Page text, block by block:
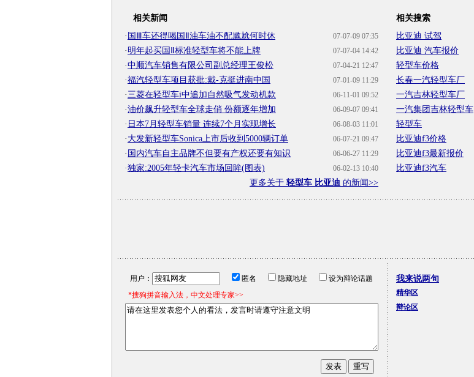
相关新闻
07-07-09 07:35
· 国Ⅲ车还得喝国Ⅱ油车油不配尴尬何时休
07-07-04 14:42
· 明年起买国Ⅱ标准轻型车将不能上牌
07-04-21 12:47
·中顺汽车销售有限公司副总经理王俊松
07-01-09 11:29
·福汽轻型车项目获批:戴-克挺进南中国
06-11-01 09:52
·三菱在轻型车i中追加自然吸气发动机款
06-09-07 09:41
·油价飙升轻型车全球走俏 份额逐年增加
06-08-03 11:01
· 日本7月轻型车销量 连续7个月实现增长
06-07-21 09:47
· 大发新轻型车Sonica上市后收到5000辆订单
06-06-27 11:29
· 国内汽车自主品牌不但要有产权还要有知识
06-02-13 10:40
·独家:2005年轻卡汽车市场回眸(图表)
更多关于 轻型车 比亚迪 的新闻>>
相关搜索
比亚迪 试驾
比亚迪 汽车报价
轻型车价格
长春一汽轻型车厂
一汽吉林轻型车厂
一汽集团吉林轻型车
轻型车
比亚迪f3价格
比亚迪f3最新报价
比亚迪f3汽车
用户： 匿名 隐藏地址
设为辩论话题
*搜狗拼音输入法，中文处理专家>>
我来说两句
精华区
辩论区